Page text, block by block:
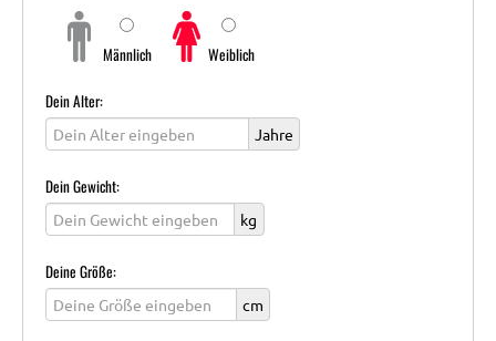
Männlich Weiblich
Dein Alter:
Jahre
Dein Gewicht:
kg
Deine Größe:
cm